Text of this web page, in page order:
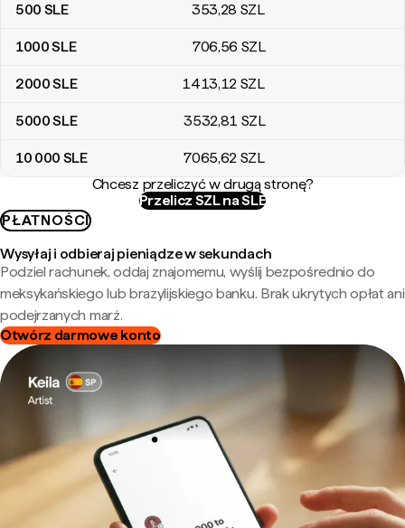
500 SLE 353,28 SZL
1000SLE 706,56 SZL
2000SLE 1413,12 SZL
5000SLE 3532,81 SZL
10 000 SLE 7065,62 SZL
Chcesz przeliczyć w drugą stronę?
Przelicz SZL na SLE
PŁATNOŚCI
Wysyłaj i odbieraj pieniądze w sekundach
Podziel rachunek, oddaj znajomemu, wyślij bezpośrednio do
meksykańskiego lub brazylijskiego banku. Brak ukrytych opłat ani
podejrzanych marż.
Otwórz darmowe konto